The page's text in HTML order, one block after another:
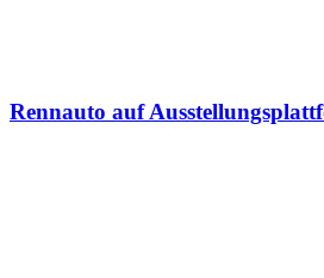
Rennauto auf